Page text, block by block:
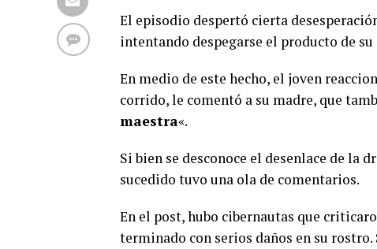
El episodio despertó cierta
intentando despegarse el producto de
En medio de este hecho, el joven
corrido, le comentó a su madre, que
maestra«.
Si bien se desconoce el desenlace de la
sucedido tuvo una ola de comentarios.
En el post, hubo cibernautas que
terminado con serios daños en su